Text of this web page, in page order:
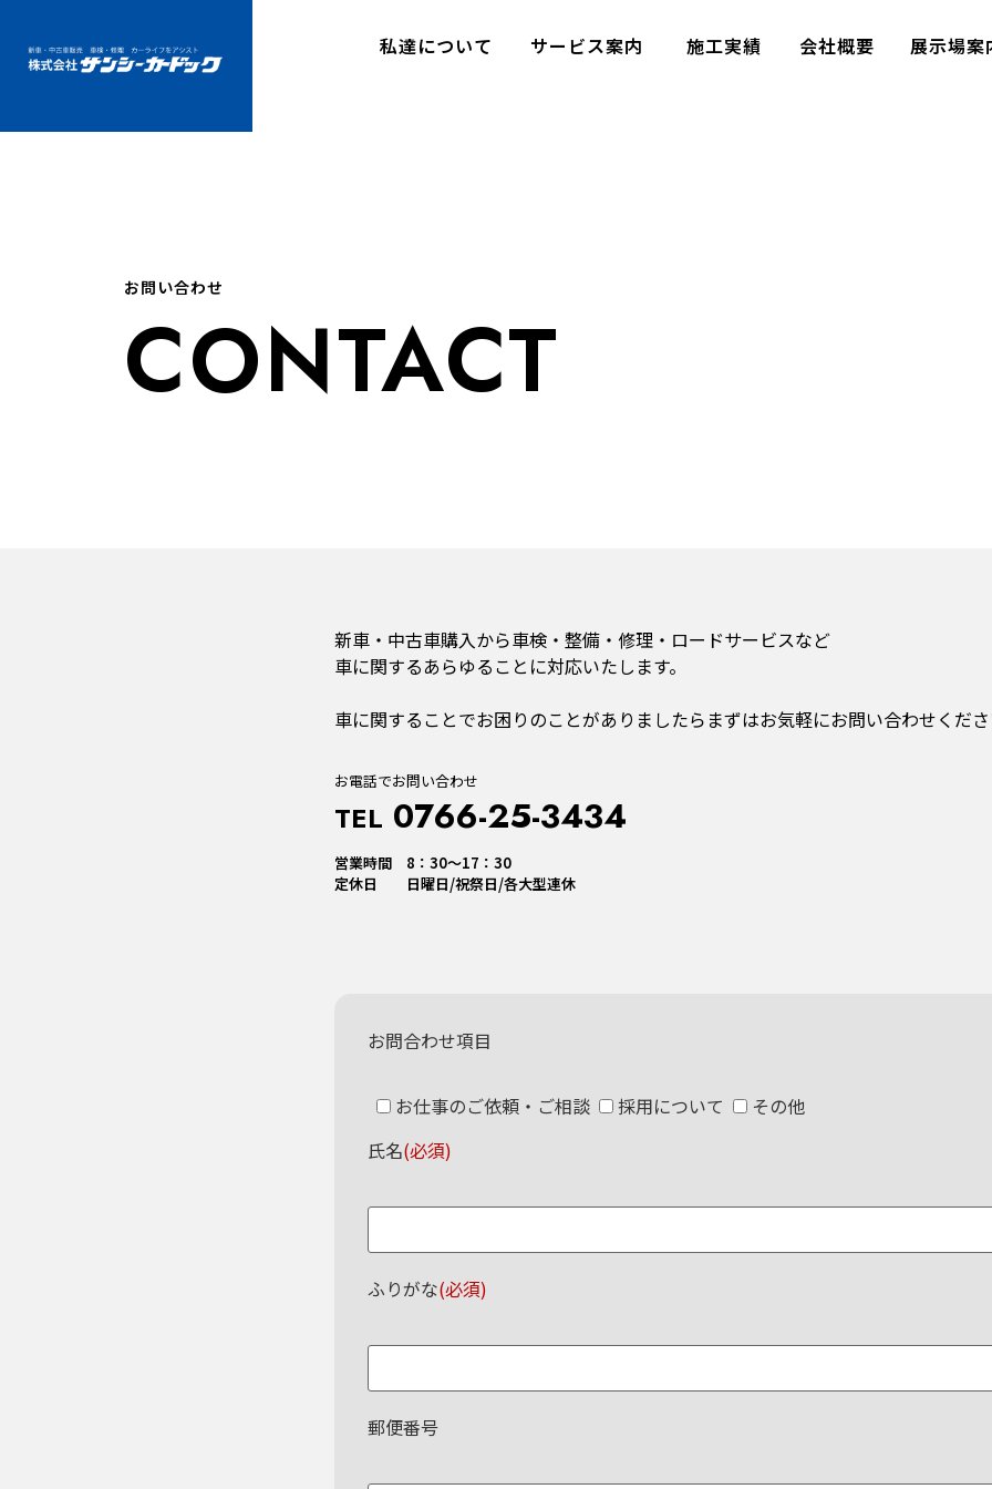
私達について サービス案内 施工実績 会社概要 展示場
お問い合わせ
CONTACT
新車・中古車購入から車検・整備・修理・ロードサービスなど
車に関するあらゆることに対応いたします。
車に関することでお困りのことがありましたらまずはお気軽にお問い合わせくだ
お電話でお問い合わせ
TEL 0766-25-3434
営業時間 8：30～17：30
定休日 日曜日/祝祭日/各大型連休
お問合わせ項目
お仕事のご依頼・ご相談 採用について
その他
氏名(必須)
ふりがな(必須)
郵便番号